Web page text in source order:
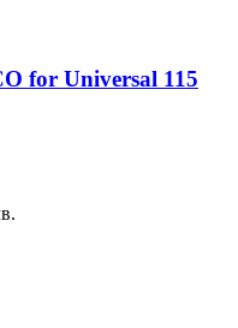
for Universal 115